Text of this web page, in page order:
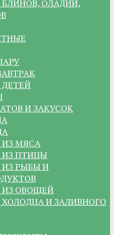
ОЛАДИЙ,
И ЗАКУСОК
МЯСА
ПТИЦЫ
РЫБЫ И
ОВОЩЕЙ
И ЗАЛИВНОГО